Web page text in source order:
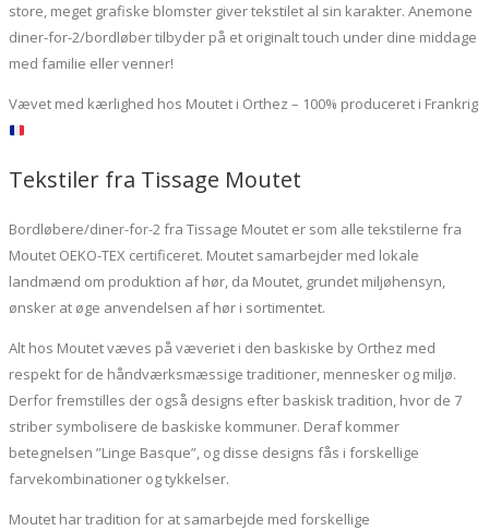
store, meget grafiske blomster giver tekstilet al sin karakter. Anemone
diner-for-2/bordløber tilbyder på et originalt touch under dine middage
med familie eller venner!
Vævet med kærlighed hos Moutet i Orthez – 100% produceret i Frankrig
Tekstiler fra Tissage Moutet
Bordløbere/diner-for-2 fra Tissage Moutet er som alle tekstilerne fra
Moutet OEKO-TEX certificeret. Moutet samarbejder med lokale
landmænd om produktion af hør, da Moutet, grundet miljøhensyn,
ønsker at øge anvendelsen af hør i sortimentet.
Alt hos Moutet væves på væveriet i den baskiske by Orthez med
respekt for de håndværksmæssige traditioner, mennesker og miljø.
Derfor fremstilles der også designs efter baskisk tradition, hvor de 7
striber symbolisere de baskiske kommuner. Deraf kommer
betegnelsen ”Linge Basque”, og disse designs fås i forskellige
farvekombinationer og tykkelser.
Moutet har tradition for at samarbejde med forskellige